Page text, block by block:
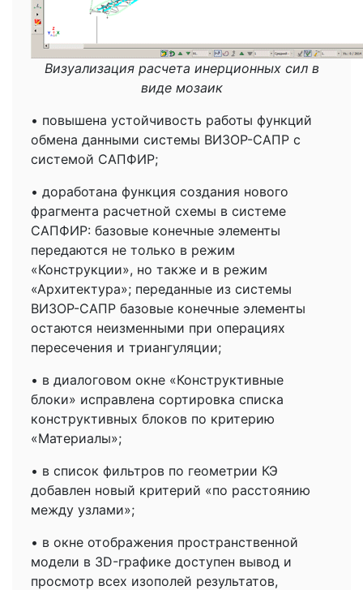
Визуализация расчета инерционных сил в
виде мозаик
• повышена устойчивость работы функций
обмена данными системы ВИЗОР-САПР с
системой САПФИР;
• доработана функция создания нового
фрагмента расчетной схемы в системе
САПФИР: базовые конечные элементы
передаются не только в режим
«Конструкции», но также и в режим
«Архитектура»; переданные из системы
ВИЗОР-САПР базовые конечные элементы
остаются неизменными при операциях
пересечения и триангуляции;
• в диалоговом окне «Конструктивные
блоки» исправлена сортировка списка
конструктивных блоков по критерию
«Материалы»;
• в список фильтров по геометрии КЭ
добавлен новый критерий «по расстоянию
между узлами»;
• в окне отображения пространственной
модели в 3D-графике доступен вывод и
просмотр всех изополей результатов,